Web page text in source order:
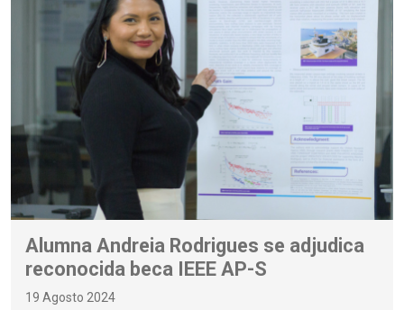
Alumna Andreia Rodrigues se adjudica
reconocida beca IEEE AP-S
19 Agosto 2024